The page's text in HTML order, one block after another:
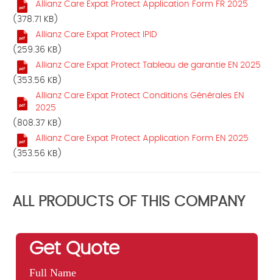
Allianz Care Expat Protect Application Form FR 2025
(378.71 KB)
Allianz Care Expat Protect IPID
(259.36 KB)
Allianz Care Expat Protect Tableau de garantie EN 2025
(353.56 KB)
Allianz Care Expat Protect Conditions Générales EN
2025
(808.37 KB)
Allianz Care Expat Protect Application Form EN 2025
(353.56 KB)
ALL PRODUCTS OF THIS COMPANY
Get Quote
Full Name